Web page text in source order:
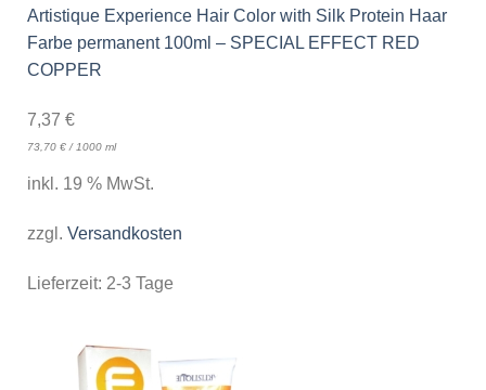
Artistique Experience Hair Color with Silk Protein Haar
Farbe permanent 100ml – SPECIAL EFFECT RED
COPPER
7,37 €
73,70 €/ 1000 ml
inkl. 19 % MwSt.
zzgl. Versandkosten
Lieferzeit: 2-3 Tage